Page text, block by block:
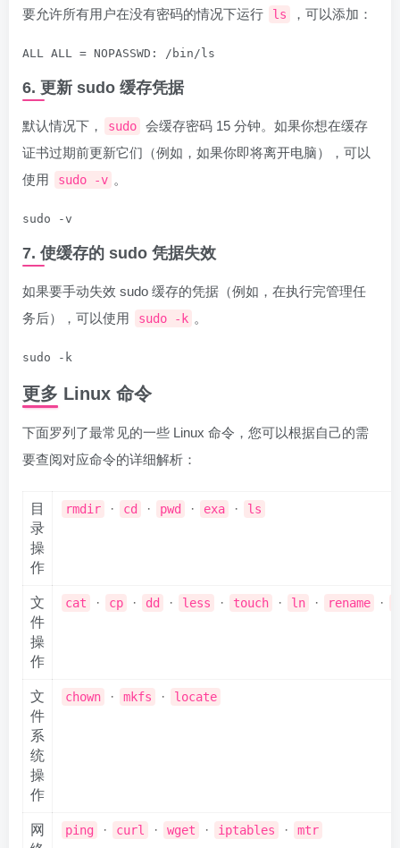
要允许所有用户在没有密码的情况下运行 ls ，可以添加：
ALL ALL = NOPASSWD: /bin/ls
6. 更新 sudo 缓存凭据
默认情况下， sudo
会缓存密码 15 分钟。如果你想在缓存
证书过期前更新它们（例如，如果你即将离开电脑），可以
使用
sudo -v 。
sudo -v
7. 使缓存的 sudo 凭据失效
如果要手动失效 sudo 缓存的凭据（例如，在执行完管理任
务后），可以使用
sudo -k 。
sudo -k
更多 Linux 命令
下面罗列了最常见的一些 Linux 命令，您可以根据自己的需
要查阅对应命令的详细解析：
目
录
操
作
rmdir · cd · pwd · exa · ls
文
件
操
作
cat · cp · dd · less · touch · ln · rename ·
文
件
系
统
操
作
chown · mkfs · locate
网
ping · curl · wget · iptables · mtr